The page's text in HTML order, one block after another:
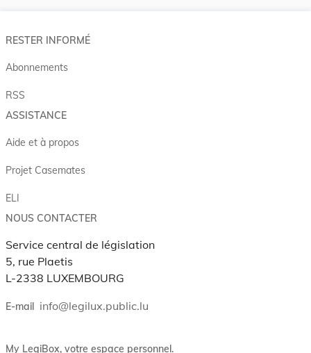
RESTER INFORMÉ
Abonnements
RSS
ASSISTANCE
Aide et à propos
Projet Casemates
ELI
NOUS CONTACTER
Service central de législation
5, rue Plaetis
L-2338 LUXEMBOURG
E-mail info@legilux.public.lu
My LegiBox, votre espace personnel.